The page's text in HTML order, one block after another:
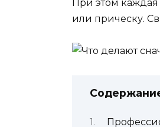
При этом
или прическу.